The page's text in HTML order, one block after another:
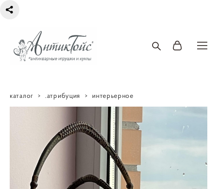
каталог > .атрибуция > интерьерное